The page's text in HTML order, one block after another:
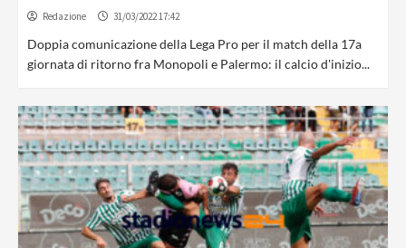
Redazione 31/03/2022 17:42
Doppia comunicazione della Lega Pro per il match della 17a
giornata di ritorno fra Monopoli e Palermo: il calcio d'inizio...